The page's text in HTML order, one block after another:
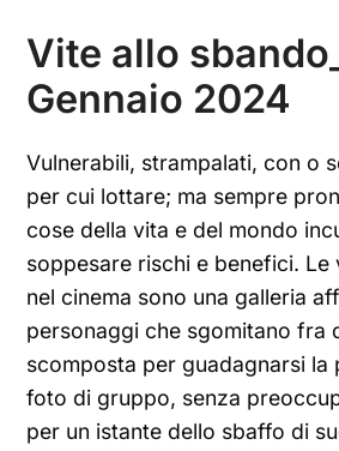
Vite allo
Gennaio 2024
Vulnerabili, strampalati, con o
per cui lottare; ma sempre
cose della vita e del mondo
soppesare rischi e benefici. Le
nel cinema sono una galleria
personaggi che sgomitano fra
scomposta per guadagnarsi la
foto di gruppo, senza
per un istante dello sbaffo di